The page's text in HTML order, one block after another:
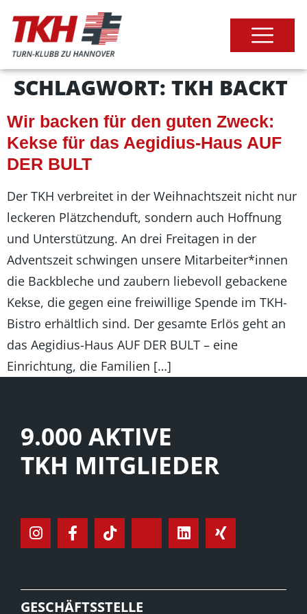
SCHLAGWORT: TKH BACKT
Wir backen für den guten Zweck:
Kekse für das Aegidius-Haus AUF
DER BULT
Der TKH verbreitet in der Weihnachtszeit nicht nur
leckeren Plätzchenduft, sondern auch Hoffnung
und Unterstützung. An drei Freitagen in der
Adventszeit schwingen unsere Mitarbeiter*innen
die Backbleche und zaubern liebevoll gebackene
Kekse, die gegen eine freiwillige Spende im TKH-
Bistro erhältlich sind. Der gesamte Erlös geht an
das Aegidius-Haus AUF DER BULT – eine
Einrichtung, die Familien […]
9.000 AKTIVE
TKH MITGLIEDER
GESCHÄFTSSTELLE